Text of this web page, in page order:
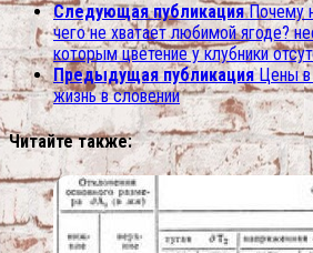
Следующая публикация Почему
чего не хватает любимой ягоде?
которым цветение у клубники
Предыдущая публикация Цены в
жизнь в словении
Читайте также: